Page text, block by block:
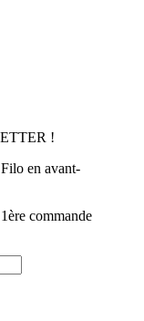
!
en avant-
commande